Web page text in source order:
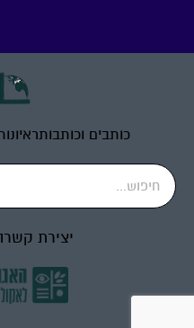
כותבים וכותבות
יצירת קשר